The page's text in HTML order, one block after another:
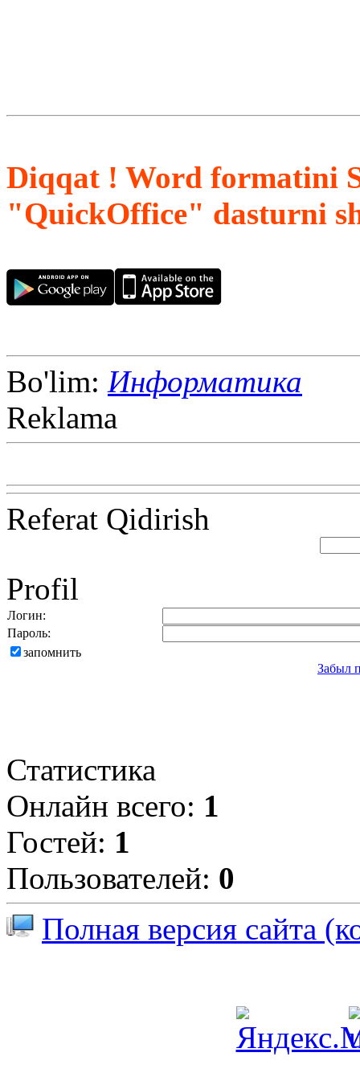
Diqqat ! Word formatini
"QuickOffice" dasturni
Bo'lim: Информатика
Reklama
Referat Qidirish
Profil
Логин:
Пароль:
запомнить
Забыл
Статистика
Онлайн всего: 1
Гостей: 1
Пользователей: 0
Полная версия сайта